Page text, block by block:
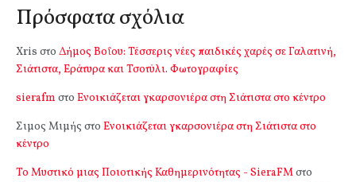
Πρόσφατα σχόλια
Xris στο Δήμος Βοΐου: Τέσσερις νέες παιδικές χαρές σε Γαλατινή,
Σιάτιστα, Εράτυρα και Τσοτύλι. Φωτογραφίες
sierafm στο Ενοικιάζεται γκαρσονιέρα στη Σιάτιστα στο κέντρο
Σιμος Μιμής στο Ενοικιάζεται γκαρσονιέρα στη Σιάτιστα στο
κέντρο
Το Μυστικό μιας Ποιοτικής Καθημερινότητας - SieraFMστο